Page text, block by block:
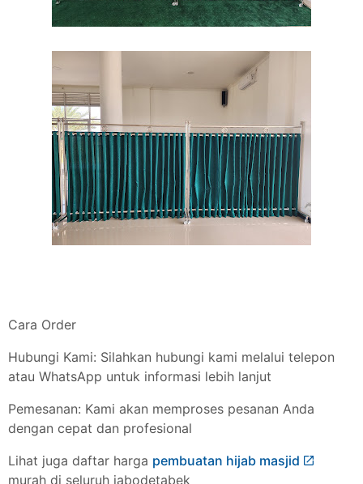
Cara Order
Hubungi Kami: Silahkan hubungi kami melalui telepon
atau WhatsApp untuk informasi lebih lanjut
Pemesanan: Kami akan memproses pesanan Anda
dengan cepat dan profesional
Lihat juga daftar harga pembuatan hijab masjid
murah di seluruh jabodetabek